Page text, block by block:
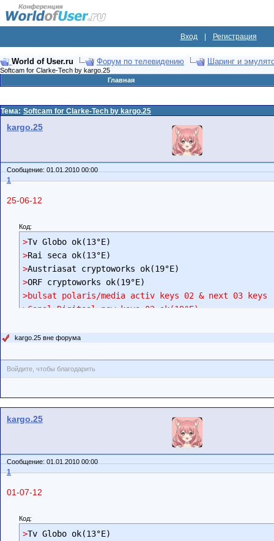
Вход Регистрация
World of User.ru Форум по телевидению Шаринг и
Softcam for Clarke-Tech by kargo.25
Главная
Тема: Softcam for Clarke-Tech by kargo.25
kargo.25
Сообщение: 01.01.2010 00:00
1
25-06-12
Код:
>
>
>
>
>bulsat polaris/media activ keys 02 & next 03 keys
>Canal Digitaal new keys 02 ok(19°E)
kargo.25 вне форума
Войдите, чтобы благодарить
kargo.25
Сообщение: 01.01.2010 00:00
1
01-07-12
Код:
>